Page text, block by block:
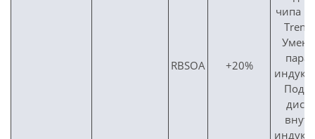
RBSOA +20%
чипа